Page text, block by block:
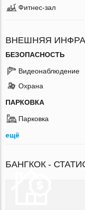
Фитнес-зал
ВНЕШНЯЯ
БЕЗОПАСНОСТЬ
Видеонаблюдение
Охрана
ПАРКОВКА
Парковка
ещё
БАНГКОК -